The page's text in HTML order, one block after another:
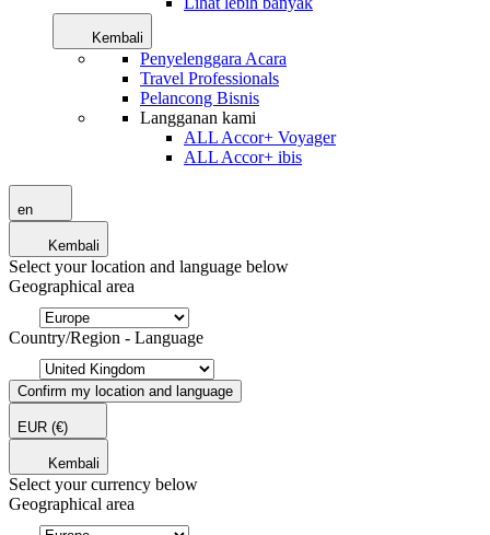
Kembali
Penyelenggara Acara
Travel Professionals
Pelancong Bisnis
Langganan kami
ALL Accor+ Voyager
ALL Accor+ ibis
en
Kembali
Select your location and language below
Geographical area
Country/Region - Language
Confirm my location and language
EUR (€)
Kembali
Select your currency below
Geographical area